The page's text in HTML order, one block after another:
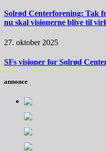
Solrød Centerforening: Tak
nu skal visionerne blive til
27. oktober 2025
SFs visioner for Solrød
annonce